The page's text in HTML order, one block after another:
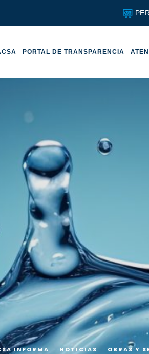
PORTAL DE TRANSPARENCIA
INFORMA NOTICIAS OBRAS Y